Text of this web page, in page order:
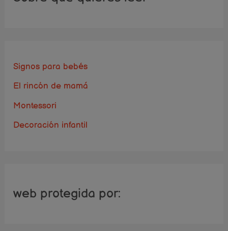
Signos para bebés
El rincón de mamá
Montessori
Decoración infantil
web protegida por: